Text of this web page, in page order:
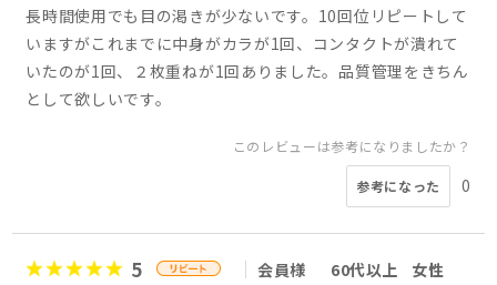
長時間使用でも目の渇きが少ないです。10回位リピートして
いますがこれまでに中身がカラが1回、コンタクトが潰れて
いたのが1回、２枚重ねが1回ありました。品質管理をきちん
として欲しいです。
このレビューは参考になりましたか？
参考になった 0
5 会員様 60代以上
女性